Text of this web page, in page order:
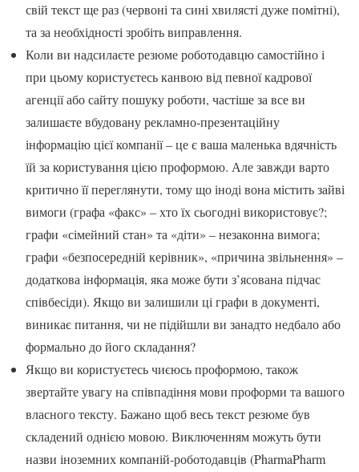
свій текст ще раз (червоні та сині хвилясті дуже помітні),
та за необхідності зробіть виправлення.
Коли ви надсилаєте резюме роботодавцю самостійно і
при цьому користуєтесь канвою від певної кадрової
агенції або сайту пошуку роботи, частіше за все ви
залишаєте вбудовану рекламно-презентаційну
інформацію цієї компанії – це є ваша маленька вдячність
їй за користування цією проформою. Але завжди варто
критично її переглянути, тому що іноді вона містить зайві
вимоги (графа «факс» – хто їх сьогодні використовує?;
графи «сімейний стан» та «діти» – незаконна вимога;
графи «безпосередній керівник», «причина звільнення» –
додаткова інформація, яка може бути з’ясована підчас
співбесіди). Якщо ви залишили ці графи в документі,
виникає питання, чи не підійшли ви занадто недбало або
формально до його складання?
Якщо ви користуєтесь чиєюсь проформою, також
звертайте увагу на співпадіння мови проформи та вашого
власного тексту. Бажано щоб весь текст резюме був
складений однією мовою. Виключенням можуть бути
назви іноземних компаній-роботодавців (PharmaPharm